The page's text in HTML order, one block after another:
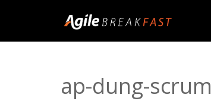
ap-dung-scrum